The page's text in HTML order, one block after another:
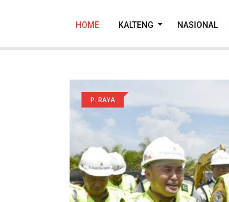
HOME KALTENG NASIONAL
P. RAYA